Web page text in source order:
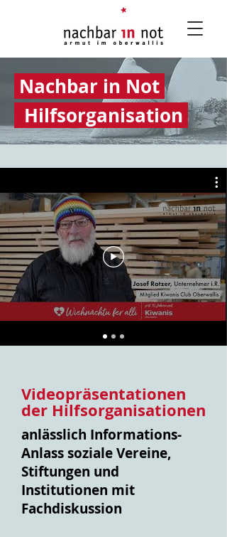
Nachbar in Not
Hilfsorganisation
Videopräsentationen
der Hilfsorganisationen
anlässlich Informations-
Anlass soziale Vereine,
Stiftungen und
Institutionen mit
Fachdiskussion